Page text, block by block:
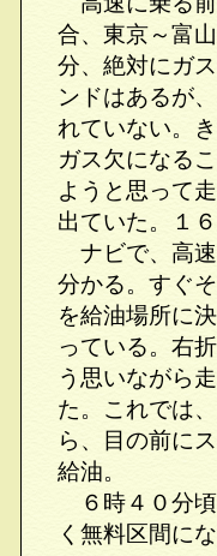
合、東京～富
分、絶対にガ
ンドはあるが
れていない。
ガス欠になる
ようと思って
出ていた。１
ナビで、高速
分かる。すぐ
を給油場所に
っている。右
う思いながら
た。これでは
ら、目の前に
給油。
６時４０分頃
く無料区間に